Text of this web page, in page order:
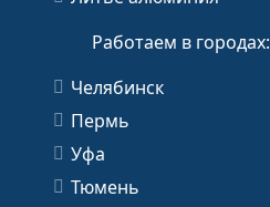
Работаем в городах:
Челябинск
Пермь
Уфа
Тюмень